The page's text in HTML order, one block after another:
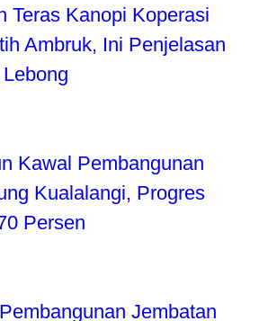
Teras Kanopi Koperasi
Ambruk, Ini Penjelasan
Kawal Pembangunan
Kualalangi, Progres
Persen
Jembatan